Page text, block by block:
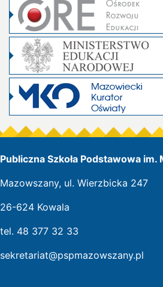
Publiczna Szkoła Podstawowa
Mazowszany, ul. Wierzbicka 247
26-624 Kowala
tel. 48 377 32 33
sekretariat@pspmazowszany.pl